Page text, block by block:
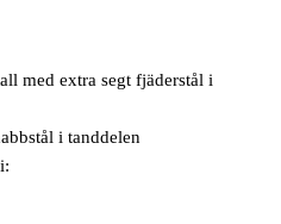
med extra segt fjäderstål i
i tanddelen